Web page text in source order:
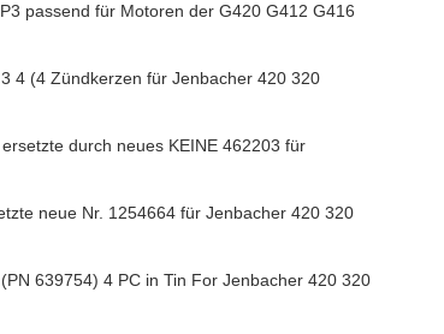
passend für Motoren der G420 G412 G416
4 (4 Zündkerzen für Jenbacher 420 320
durch neues KEINE 462203 für
neue Nr. 1254664 für Jenbacher 420 320
639754) 4 PC in Tin For Jenbacher 420 320